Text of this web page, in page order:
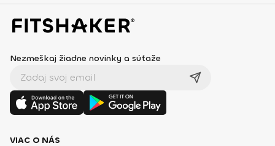
Nezmeškaj žiadne novinky a súťaže
VIAC O NÁS